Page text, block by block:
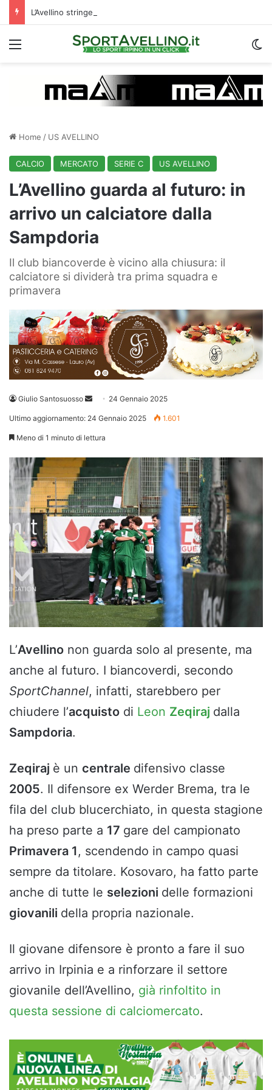
Menu
Home / US AVELLINO
CALCIO MERCATO SERIE C US AVELLINO
L’Avellino guarda al futuro: in
arrivo un calciatore dalla
Sampdoria
Il club biancoverde è vicino alla chiusura: il
calciatore si dividerà tra prima squadra e
primavera
Giulio Santosuosso
Invia 24 Gennaio 2025
Ultimo aggiornamento: 24 Gennaio 2025 1.601
Meno di 1 minuto di lettura
L’Avellino non guarda solo al presente, ma
anche al futuro. I biancoverdi, secondo
SportChannel, infatti, starebbero per
chiudere l’acquisto di Leon Zeqiraj dalla
Sampdoria.
Zeqiraj è un centrale difensivo classe
2005. Il difensore ex Werder Brema, tra le
fila del club blucerchiato, in questa stagione
ha preso parte a 17 gare del campionato
Primavera 1, scendendo in campo quasi
sempre da titolare. Kosovaro, ha fatto parte
anche di tutte le selezioni delle formazioni
giovanili della propria nazionale.
Il giovane difensore è pronto a fare il suo
arrivo in Irpinia e a rinforzare il settore
giovanile dell’Avellino, già rinfoltito in
questa sessione di calciomercato.